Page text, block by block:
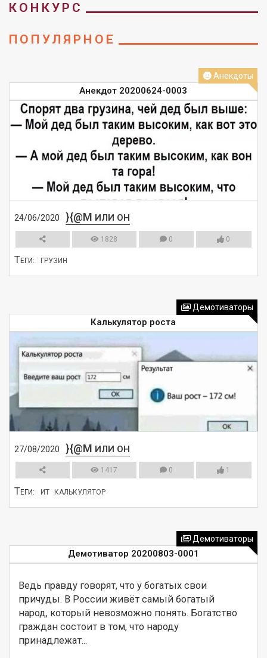
КОНКУРС
ПОПУЛЯРНОЕ
Анекдот 20200624-0003
24/06/2020 }{@M ИЛИ ОН
1828 0 0
Анекдоты
ТЕГИ: ГРУЗИН
Калькулятор роста
27/08/2020 }{@M ИЛИ ОН
1417 0 1
Демотиваторы
ТЕГИ: ИТ КАЛЬКУЛЯТОР
Демотиватор 20200803-0001
Ведь правду говорят, что у богатых свои
причуды. В России живёт самый богатый
народ, который невозможно понять. Богатство
граждан состоит в том, что народу
принадлежат...
Демотиваторы